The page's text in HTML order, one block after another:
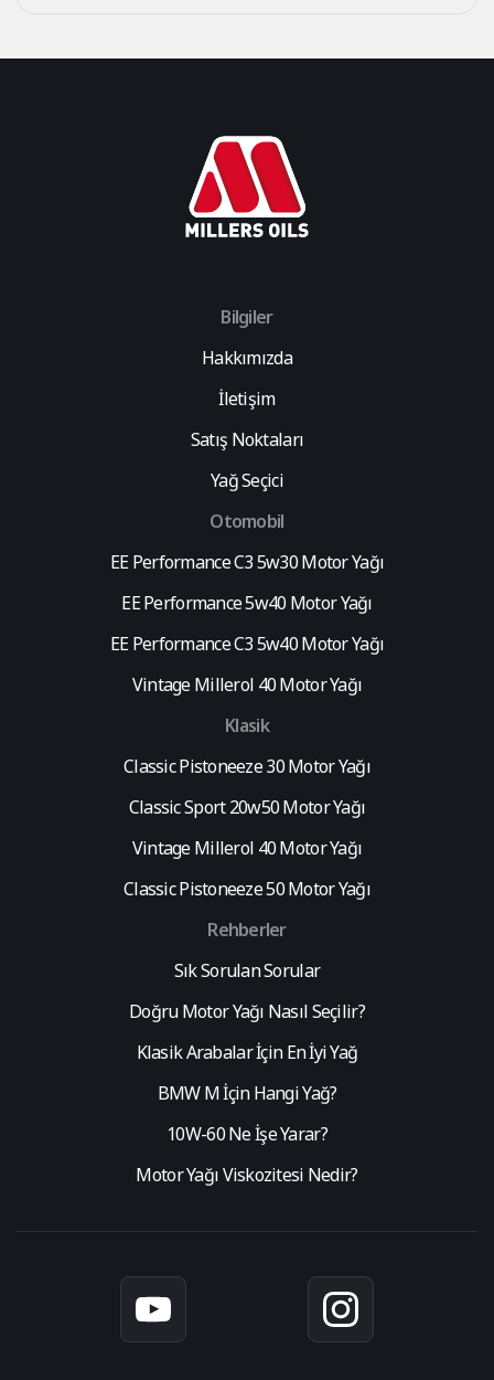
Bilgiler
Hakkımızda
İletişim
Satış Noktaları
Yağ Seçici
Otomobil
EE Performance C3 5w30 Motor Yağı
EE Performance 5w40 Motor Yağı
EE Performance C3 5w40 Motor Yağı
Vintage Millerol 40 Motor Yağı
Klasik
Classic Pistoneeze 30 Motor Yağı
Classic Sport 20w50 Motor Yağı
Vintage Millerol 40 Motor Yağı
Classic Pistoneeze 50 Motor Yağı
Rehberler
Sık Sorulan Sorular
Doğru Motor Yağı Nasıl Seçilir?
Klasik Arabalar İçin En İyi Yağ
BMW M İçin Hangi Yağ?
10W-60 Ne İşe Yarar?
Motor Yağı Viskozitesi Nedir?